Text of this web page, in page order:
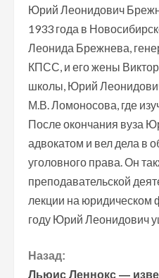
Юрий Леонидович
1933 года в
Леонида Брежнева,
КПСС, и его жены
школы, Юрий
М.В. Ломоносова, где
После окончания вуза
адвокатом и вел дела в
уголовного права. Он
преподавательской
лекции на юридическом
году Юрий Леонидович
П
Назад:
Льюис Леннокс —